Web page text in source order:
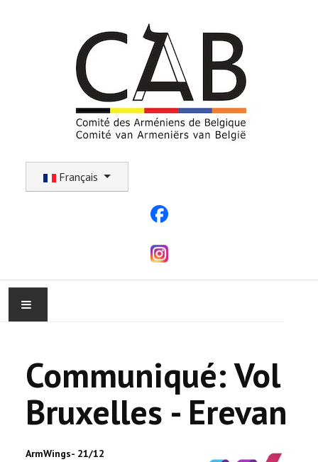
Français
ACTUALITÉ
COMMUNAUTÉ
Communiqué: Vol
Bruxelles - Erevan
ArmWings- 21/12